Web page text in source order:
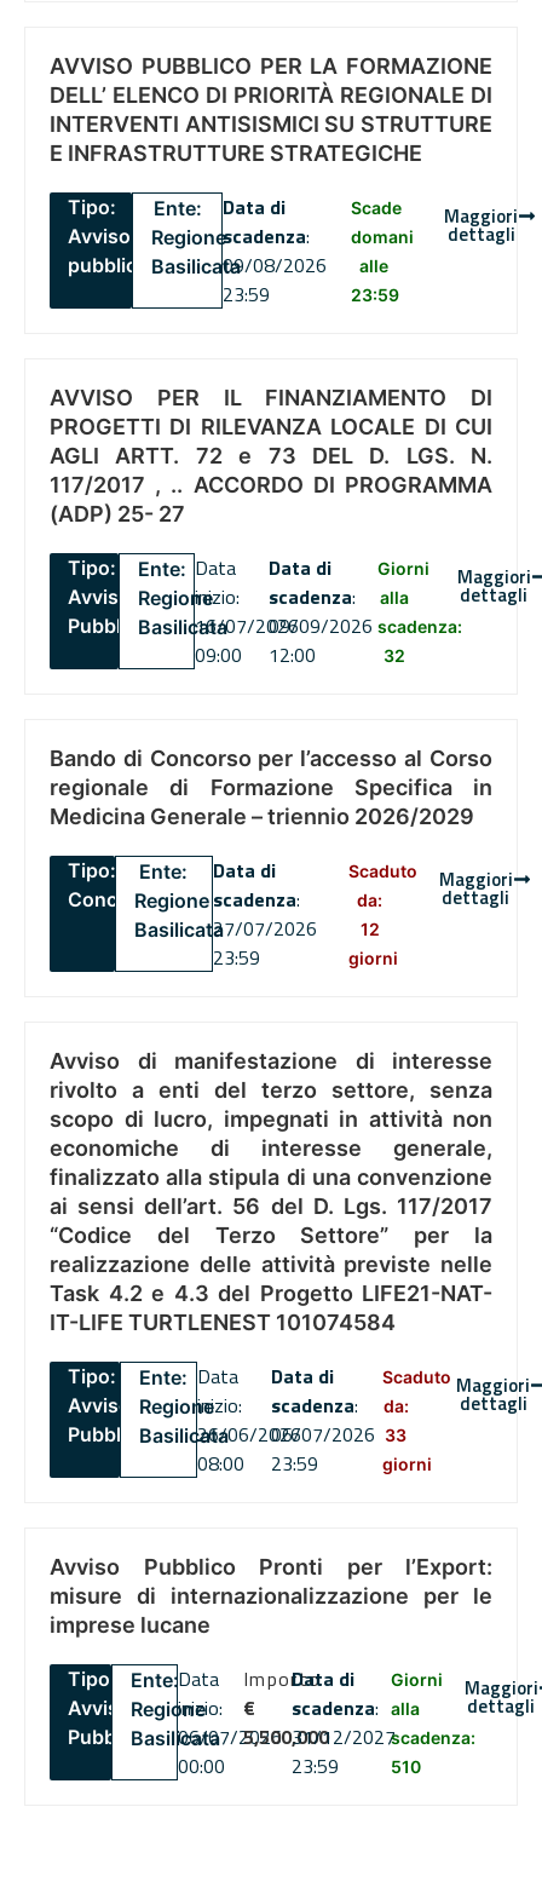
AVVISO PUBBLICO PER LA FORMAZIONE
DELL’ ELENCO DI PRIORITÀ REGIONALE DI
INTERVENTI ANTISISMICI SU STRUTTURE
E INFRASTRUTTURE STRATEGICHE
Tipo:
Avviso
pubblico
Ente:
Regione
Basilicata
Data di
scadenza:
09/08/2026
23:59
Scade
domani
alle
23:59
Maggiori
dettagli
AVVISO PER IL FINANZIAMENTO DI
PROGETTI DI RILEVANZA LOCALE DI CUI
AGLI ARTT. 72 e 73 DEL D. LGS. N.
117/2017 , .. ACCORDO DI PROGRAMMA
(ADP) 25- 27
Tipo:
Avviso
Pubblico
Ente:
Regione
Basilicata
Data
inizio:
16/07/2026
09:00
Data di
scadenza:
09/09/2026
12:00
Giorni
alla
scadenza:
32
Maggiori
dettagli
Bando di Concorso per l’accesso al Corso
regionale di Formazione Specifica in
Medicina Generale – triennio 2026/2029
Tipo:
Concorsi
Ente:
Regione
Basilicata
Data di
scadenza:
27/07/2026
23:59
Scaduto
da:
12
giorni
Maggiori
dettagli
Avviso di manifestazione di interesse
rivolto a enti del terzo settore, senza
scopo di lucro, impegnati in attività non
economiche di interesse generale,
finalizzato alla stipula di una convenzione
ai sensi dell’art. 56 del D. Lgs. 117/2017
“Codice del Terzo Settore” per la
realizzazione delle attività previste nelle
Task 4.2 e 4.3 del Progetto LIFE21-NAT-
IT-LIFE TURTLENEST 101074584
Tipo:
Avviso
Pubblico
Ente:
Regione
Basilicata
Data
inizio:
26/06/2026
08:00
Data di
scadenza:
06/07/2026
23:59
Scaduto
da:
33
giorni
Maggiori
dettagli
Avviso Pubblico Pronti per l’Export:
misure di internazionalizzazione per le
imprese lucane
Tipo:
Avviso
Pubblico
Ente:
Regione
Basilicata
Data
inizio:
06/07/2026
00:00
Importo
€
5,500,000
Data di
scadenza:
31/12/2027
23:59
Giorni
alla
scadenza:
510
Maggiori
dettagli